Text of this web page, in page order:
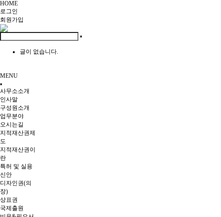
HOME
로그인
회원 가입
글이 없습니다.
MENU
사무소소개
인사말
구성원소개
업무분야
오시는길
지적재산권제
도
지적재산권이
란
특허 및 실용
신안
디자인권(의
장)
상표권
국제출원